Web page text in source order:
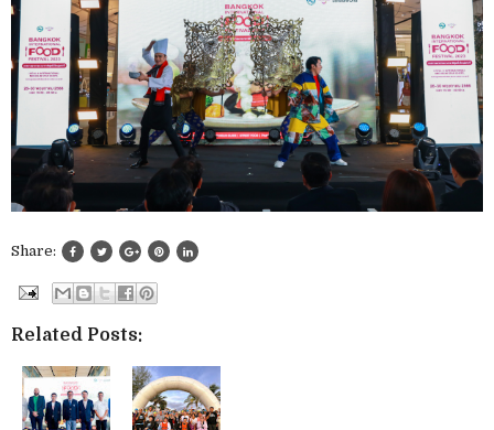
Share:
Related Posts: